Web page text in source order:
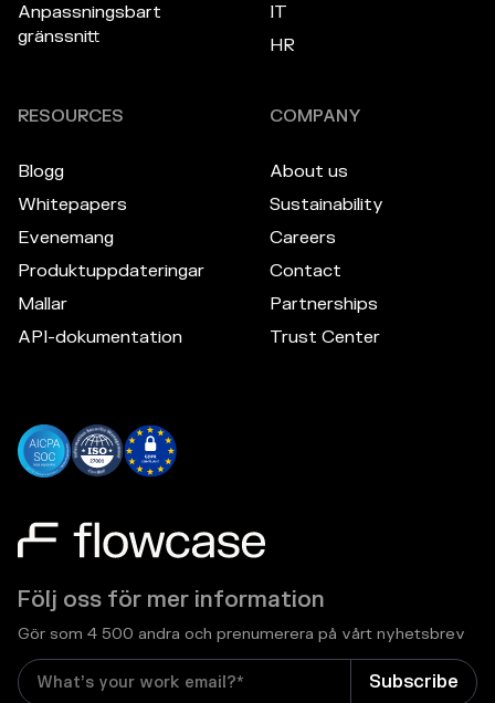
Följ oss för mer information
Gör som 4 500 andra och prenumerera på vårt nyhetsbrev
Anpassningsbart
gränssnitt
IT
HR
RESOURCES
Blogg
Whitepapers
Evenemang
Produktuppdateringar
Mallar
API-dokumentation
COMPANY
About us
Sustainability
Careers
Contact
Partnerships
Trust Center